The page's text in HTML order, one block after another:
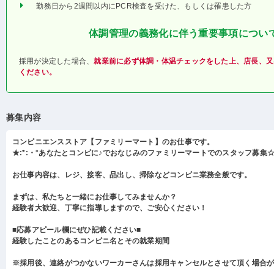
勤務日から2週間以内にPCR検査を受けた、もしくは罹患した方
体調管理の義務化に伴う重要事項につい
採用が決定した場合、就業前に必ず体調・体温チェックをした上、店長、
ください。
募集内容
コンビニエンスストア【ファミリーマート】のお仕事です。
★:*:・°あなたとコンビに♪でおなじみのファミリーマートでのスタッフ募集
お仕事内容は、レジ、接客、品出し、掃除などコンビニ業務全般です。
まずは、私たちと一緒にお仕事してみませんか？
経験者大歓迎、丁寧に指導しますので、ご安心ください！
■応募アピール欄にぜひ記載ください■
経験したことのあるコンビニ名とその就業期間
※採用後、連絡がつかないワーカーさんは採用キャンセルとさせて頂く場合